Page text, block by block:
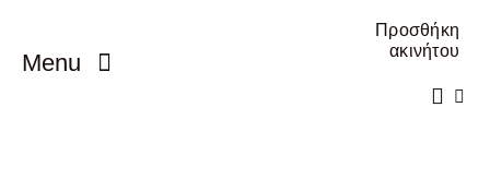
content
Menu
Προσθήκη
ακινήτου